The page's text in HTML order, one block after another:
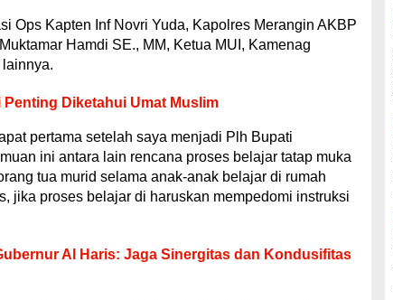
Ops Kapten Inf Novri Yuda, Kapolres Merangin AKBP
Hamdi SE., MM, Ketua MUI, Kamenag
Diketahui Umat Muslim
pertama setelah saya menjadi Plh Bupati
ini antara lain rencana proses belajar tatap muka
tua murid selama anak-anak belajar di rumah
jika proses belajar di haruskan mempedomi instruksi
Al Haris: Jaga Sinergitas dan Kondusifitas